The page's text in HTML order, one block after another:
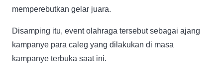
memperebutkan gelar juara.
Disamping itu, event olahraga tersebut sebagai ajang
kampanye para caleg yang dilakukan di masa
kampanye terbuka saat ini.